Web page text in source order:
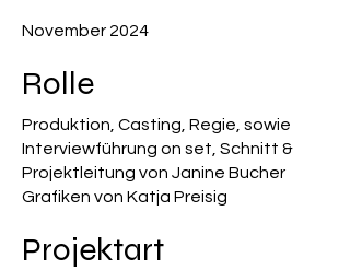
November 2024
Rolle
Produktion, Casting, Regie, sowie
Interviewführung on set, Schnitt &
Projektleitung von Janine Bucher
Grafiken von Katja Preisig
Projektart